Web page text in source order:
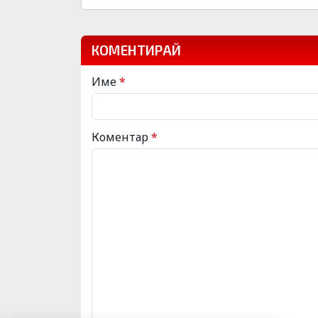
КОМЕНТИРАЙ
Име*
Коментар*